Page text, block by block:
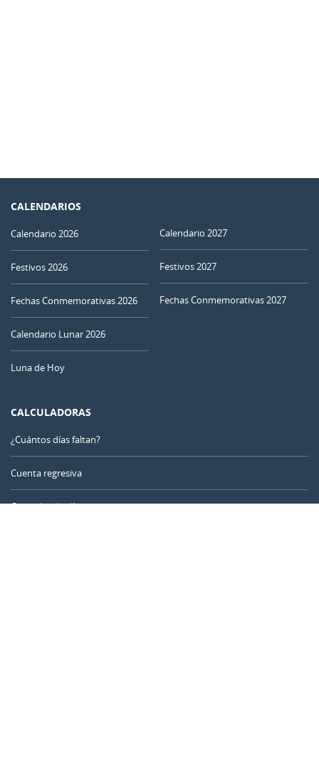
CALENDARIOS
Calendario 2026
Festivos 2026
Fechas Conmemorativas 2026
Calendario Lunar 2026
Luna de Hoy
Calendario 2027
Festivos 2027
Fechas Conmemorativas 2027
CALCULADORAS
¿Cuántos días faltan?
Cuenta regresiva
Contador de días